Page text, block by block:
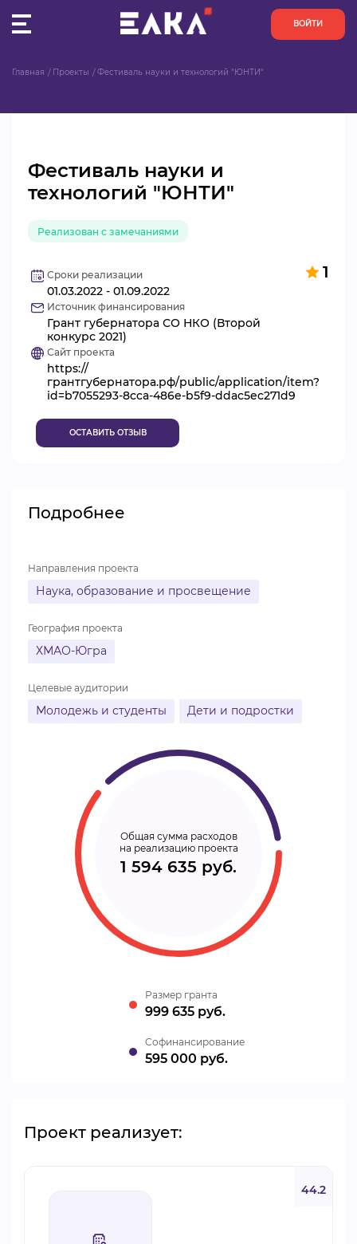
ВОЙТИ
ОРГАНИЗАЦИИ
АНАЛИТИКА
БАЗА ЗНАНИЙ
ВИДЕОКУРСЫ
Главная Проекты Фестиваль науки и технологий "ЮНТИ"
Фестиваль науки и
технологий "ЮНТИ"
Реализован с замечаниями
1
Сроки реализации
01.03.2022 - 01.09.2022
Источник финансирования
Грант губернатора СО НКО (Второй
конкурс 2021)
Сайт проекта
https://
грантгубернатора.рф/public/application/item?
id=b7055293-8cca-486e-b5f9-ddac5ec271d9
ОСТАВИТЬ ОТЗЫВ
Подробнее
Направления проекта
Наука, образование и просвещение
География проекта
ХМАО-Югра
Целевые аудитории
Молодежь и студенты Дети и подростки
Общая сумма расходов
на реализацию проекта
1 594 635 руб.
Размер гранта
999 635 руб.
Cофинансирование
595 000 руб.
Проект реализует:
44.2